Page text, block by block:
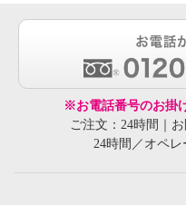
※お電話番号のお掛
ご注文：24時間｜
24時間／オペレ